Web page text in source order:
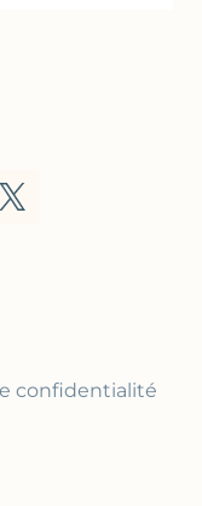
confidentialité